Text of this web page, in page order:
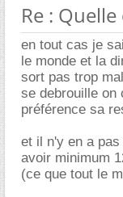
Re :
en tout cas je
le monde et la
sort pas trop
se debrouille on
préférence sa
et il n'y en a
avoir minimum
(ce que tout le